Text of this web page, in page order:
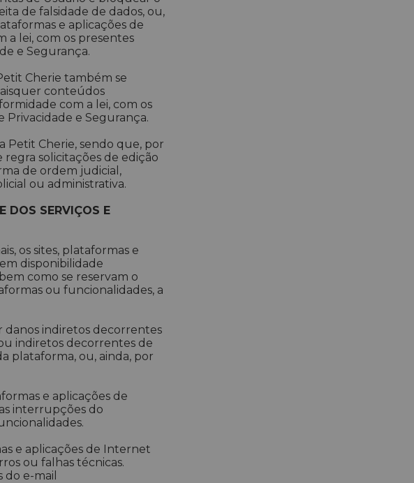
de falsidade de dados, ou,
e aplicações de
a lei, com os presentes
e Segurança.
Cherie também se
conteúdos
com a lei, com os
Privacidade e Segurança.
Petit Cherie, sendo que, por
regra solicitações de edição
de ordem judicial,
ou administrativa.
DOS SERVIÇOS E
os sites, plataformas e
disponibilidade
como se reservam o
ou funcionalidades, a
danos indiretos decorrentes
indiretos decorrentes de
plataforma, ou, ainda, por
e aplicações de
interrupções do
e aplicações de Internet
ou falhas técnicas.
e-mail